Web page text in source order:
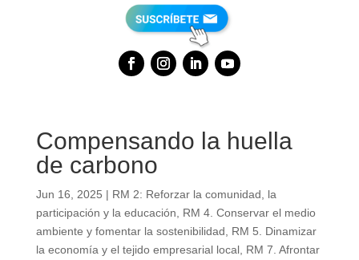
Compensando la huella
de carbono
Jun 16, 2025 | RM 2: Reforzar la comunidad, la
participación y la educación
RM 4. Conservar el medio
ambiente y fomentar la sostenibilidad
RM 5. Dinamizar
la economía y el tejido empresarial local, RM 7. Afrontar